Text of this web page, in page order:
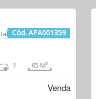
Cód. APA001359
1 65 M²
Venda